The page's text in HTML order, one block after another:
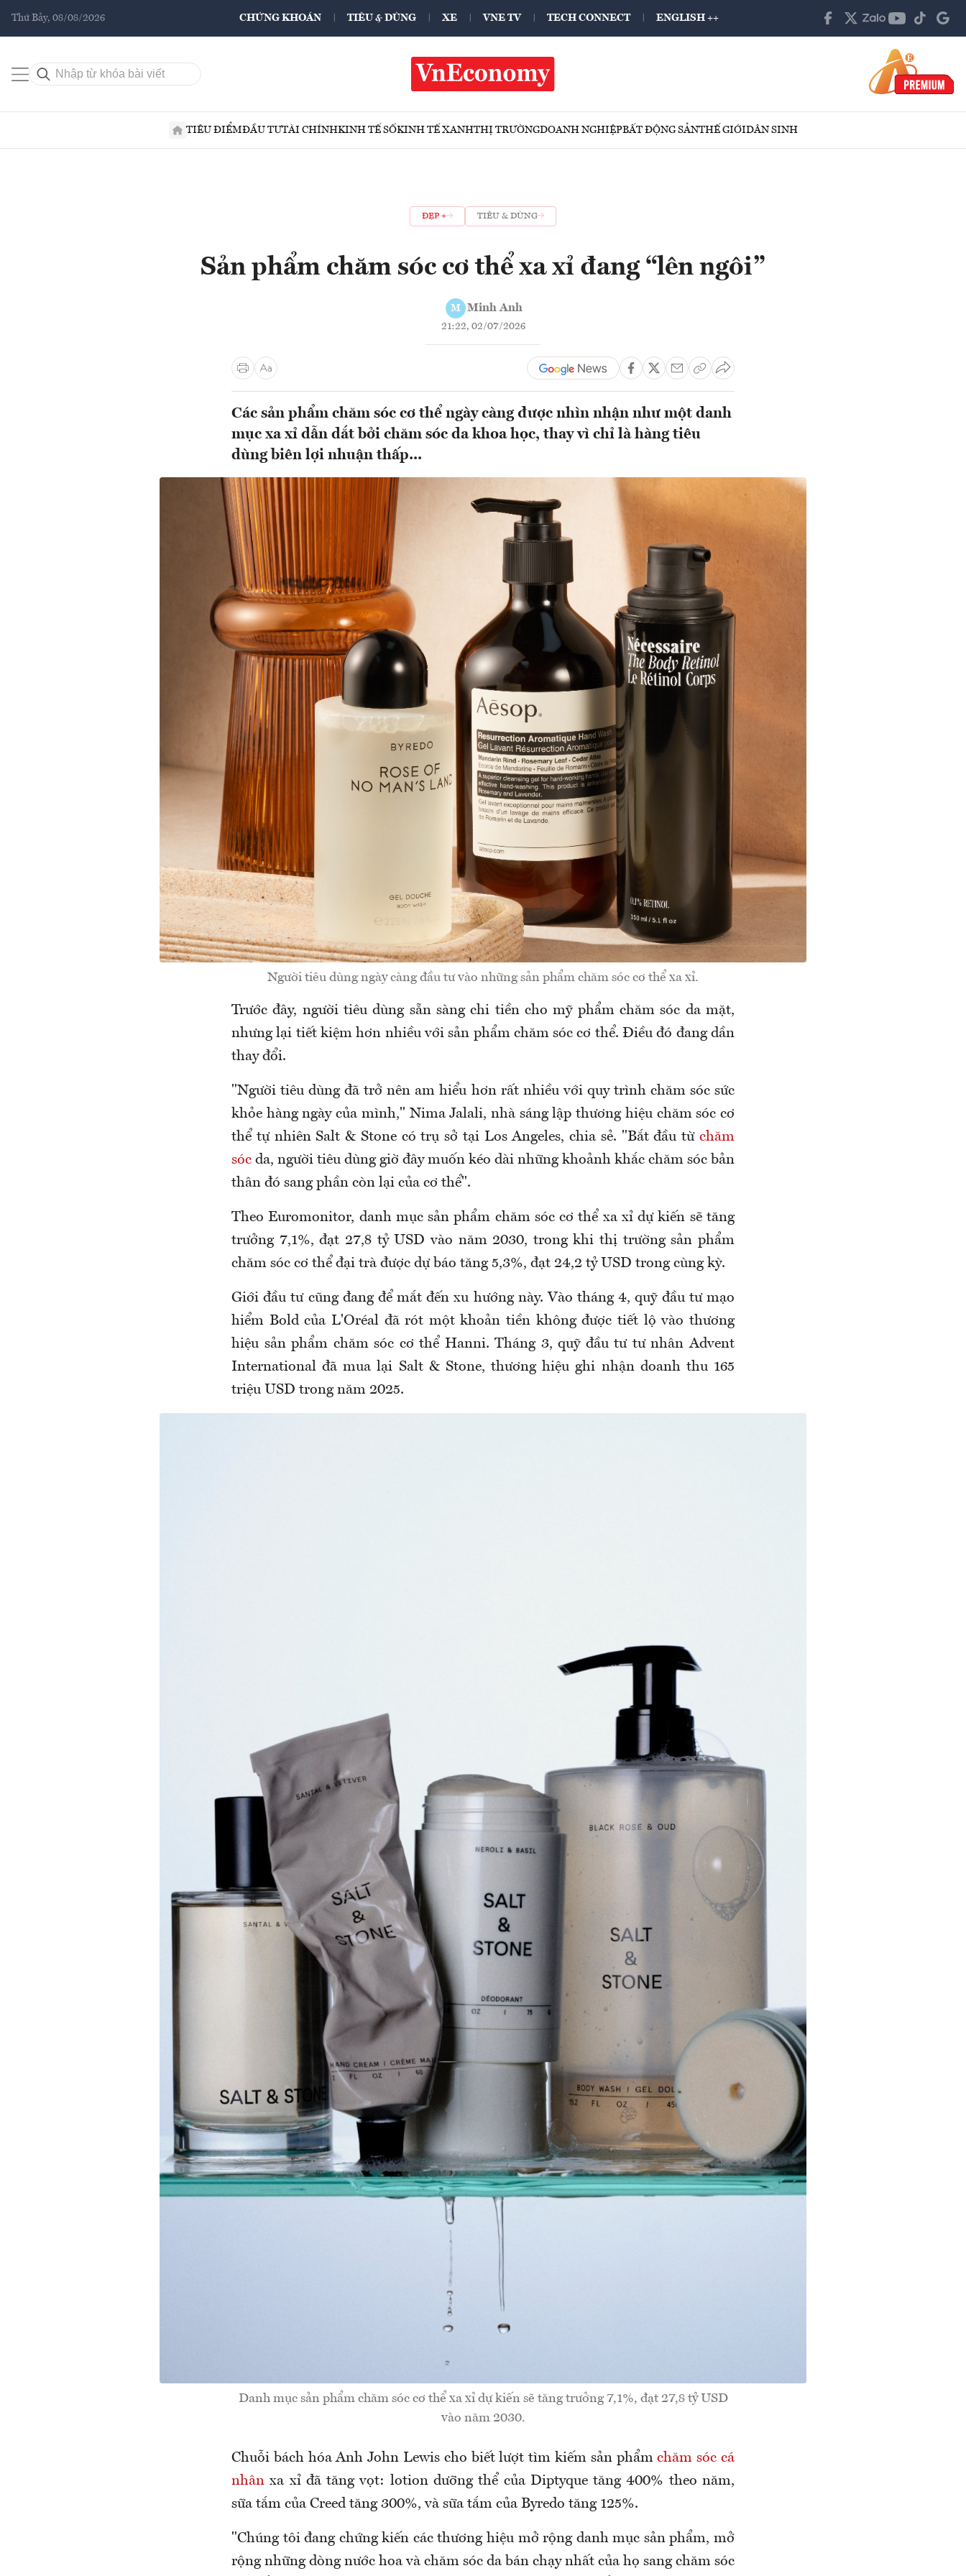
Thứ Bảy, 08/08/2026 CHỨNG KHOÁN TIÊU & DÙNG XE VNE TV TECH CONNECT ENGLISH ++
TIÊU ĐIỂMĐẦU TƯTÀI CHÍNHKINH TẾ SỐKINH TẾ XANHTHỊ TRƯỜNGDOANH NGHIỆPBẤT ĐỘNG SẢNTHẾ GIỚIDÂN SINH
ĐẸP + TIÊU & DÙNG
Sản phẩm chăm sóc cơ thể xa xỉ đang “lên ngôi”
M Minh Anh
21:22, 02/07/2026
Các sản phẩm chăm sóc cơ thể ngày càng được nhìn nhận như một danh
mục xa xỉ dẫn dắt bởi chăm sóc da khoa học, thay vì chỉ là hàng tiêu
dùng biên lợi nhuận thấp...
Người tiêu dùng ngày càng đầu tư vào những sản phẩm chăm sóc cơ thể xa xỉ.
Trước đây, người tiêu dùng sẵn sàng chi tiền cho mỹ phẩm chăm sóc da mặt,
nhưng lại tiết kiệm hơn nhiều với sản phẩm chăm sóc cơ thể. Điều đó đang dần
thay đổi.
"Người tiêu dùng đã trở nên am hiểu hơn rất nhiều với quy trình chăm sóc sức
khỏe hàng ngày của mình," Nima Jalali, nhà sáng lập thương hiệu chăm sóc cơ
thể tự nhiên Salt & Stone có trụ sở tại Los Angeles, chia sẻ. "Bắt đầu từ chăm
sóc da, người tiêu dùng giờ đây muốn kéo dài những khoảnh khắc chăm sóc bản
thân đó sang phần còn lại của cơ thể".
Theo Euromonitor, danh mục sản phẩm chăm sóc cơ thể xa xỉ dự kiến sẽ tăng
trưởng 7,1%, đạt 27,8 tỷ USD vào năm 2030, trong khi thị trường sản phẩm
chăm sóc cơ thể đại trà được dự báo tăng 5,3%, đạt 24,2 tỷ USD trong cùng kỳ.
Giới đầu tư cũng đang để mắt đến xu hướng này. Vào tháng 4, quỹ đầu tư mạo
hiểm Bold của L'Oréal đã rót một khoản tiền không được tiết lộ vào thương
hiệu sản phẩm chăm sóc cơ thể Hanni. Tháng 3, quỹ đầu tư tư nhân Advent
International đã mua lại Salt & Stone, thương hiệu ghi nhận doanh thu 165
triệu USD trong năm 2025.
Danh mục sản phẩm chăm sóc cơ thể xa xỉ dự kiến sẽ tăng trưởng 7,1%, đạt 27,8 tỷ USD
vào năm 2030.
Chuỗi bách hóa Anh John Lewis cho biết lượt tìm kiếm sản phẩmchăm sóc cá
nhân xa xỉ đã tăng vọt: lotion dưỡng thể của Diptyque tăng 400% theo năm,
sữa tắm của Creed tăng 300%, và sữa tắm của Byredo tăng 125%.
"Chúng tôi đang chứng kiến các thương hiệu mở rộng danh mục sản phẩm, mở
rộng những dòng nước hoa và chăm sóc da bán chạy nhất của họ sang chăm sóc